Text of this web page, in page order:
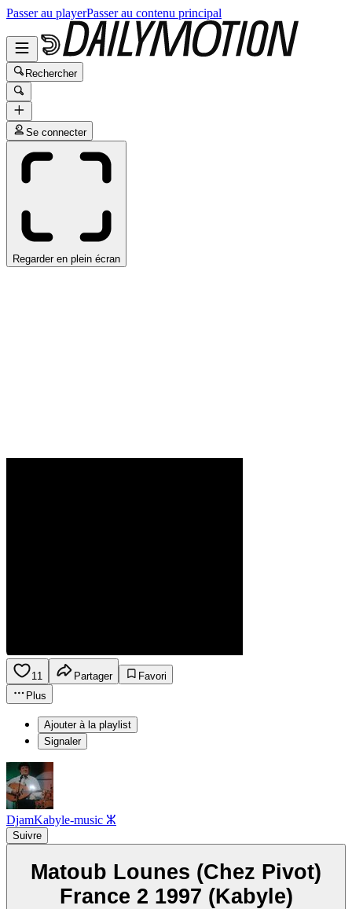
Passer au playerPasser au contenu principal
Rechercher
Se connecter
Regarder en plein écran
11 Partager
Favori
Plus
Ajouter à la playlist
Signaler
DjamKabyle-music ⵣ
Suivre
Matoub Lounes (Chez Pivot)
France 2 1997 (Kabyle)